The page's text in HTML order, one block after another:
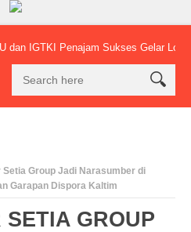
Penajam Sukses Gelar Lomba
Setia Group Jadi Narasumber di
Garapan Dispora Kaltim
SETIA GROUP